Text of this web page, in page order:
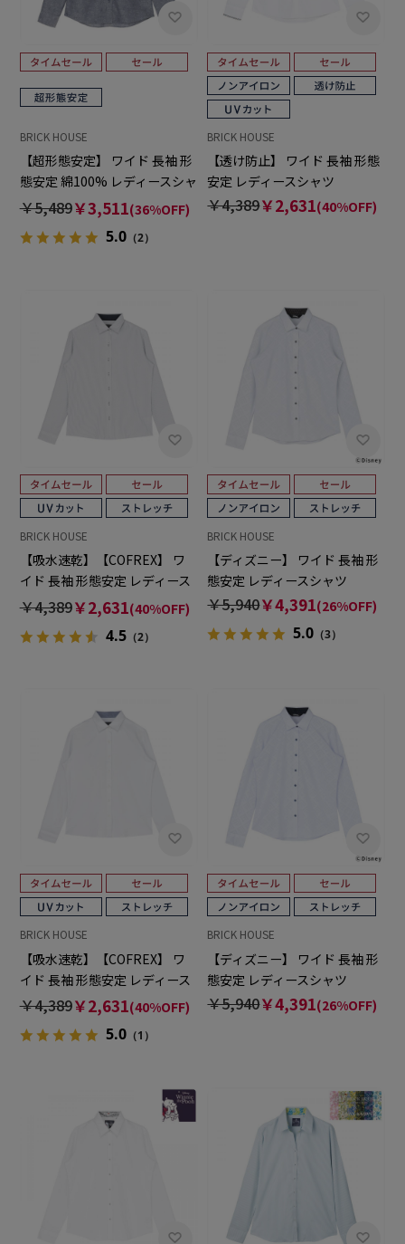
BRICK HOUSE
【超形態安定】 ワイド 長袖 形
態安定 綿100% レディースシャ
ツ
￥5,489￥3,511(36%OFF)
5.0（2）
BRICK HOUSE
【透け防止】 ワイド 長袖 形態
安定 レディースシャツ
￥4,389￥2,631(40%OFF)
BRICK HOUSE
【吸水速乾】【COFREX】 ワ
イド 長袖 形態安定 レディース
シャツ
￥4,389￥2,631(40%OFF)
4.5（2）
BRICK HOUSE
【ディズニー】 ワイド 長袖 形
態安定 レディースシャツ
￥5,940￥4,391(26%OFF)
5.0 （3）
BRICK HOUSE
【吸水速乾】【COFREX】 ワ
イド 長袖 形態安定 レディース
シャツ
￥4,389￥2,631(40%OFF)
5.0（1）
BRICK HOUSE
【ディズニー】 ワイド 長袖 形
態安定 レディースシャツ
￥5,940￥4,391(26%OFF)